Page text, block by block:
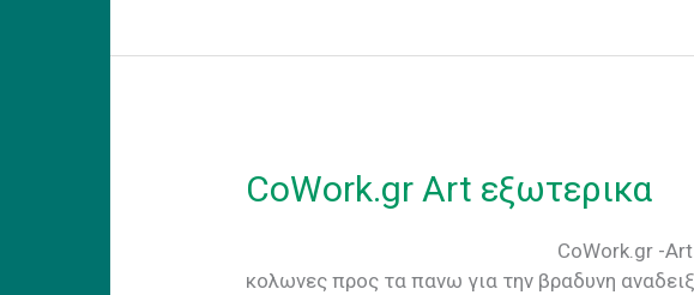
CoWork.gr Art εξωτερικα
CoWork.gr -Art εξωτερικά
κολωνες προς τα πανω για την βραδυνη